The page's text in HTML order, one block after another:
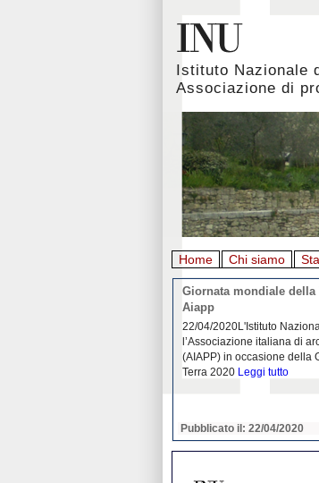
Istituto Nazionale
Associazione di
Home Chi siamo
Giornata mondiale
Aiapp
22/04/2020L'Istituto
l’Associazione italiana di
(AIAPP) in occasione della
Terra 2020 Leggi tutto
Pubblicato il: 22/04/2020